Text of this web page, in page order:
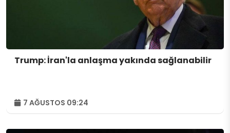
Trump: İran'la anlaşma yakında sağlanabilir
7 AĞUSTOS 09:24